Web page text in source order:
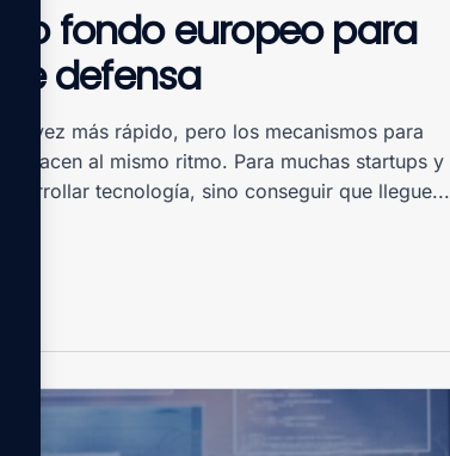
fondo europeo para
defensa
vez más rápido, pero los mecanismos para
hacen al mismo ritmo. Para muchas startups y
tecnología, sino conseguir que llegue...